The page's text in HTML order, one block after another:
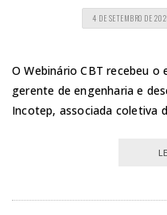
4 DE SETEMBRO DE
O Webinário CBT recebeu o
gerente de engenharia e
Incotep, associada coletiva